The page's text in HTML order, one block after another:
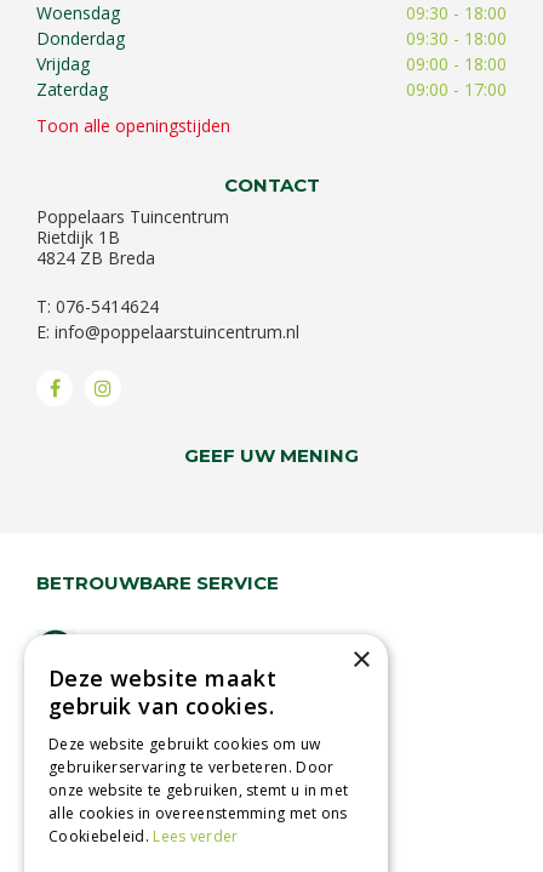
Woensdag
09:30 - 18:00
Donderdag
09:30 - 18:00
Vrijdag
09:00 - 18:00
Zaterdag
09:00 - 17:00
Toon alle openingstijden
CONTACT
Poppelaars Tuincentrum
Rietdijk 1B
4824 ZB Breda
T: 076-5414624
E: info@poppelaarstuincentrum.nl
GEEF UW MENING
BETROUWBARE SERVICE
Lage verzendkosten
Vandaag besteld
binnen 2 dagen ophalen!
Afhalen in tuincentrum
Betaal veilig
met iDeal - Wero
×
Deze website maakt
gebruik van cookies.
Deze website gebruikt cookies om uw
gebruikerservaring te verbeteren. Door
onze website te gebruiken, stemt u in met
alle cookies in overeenstemming met ons
Cookiebeleid. Lees verder